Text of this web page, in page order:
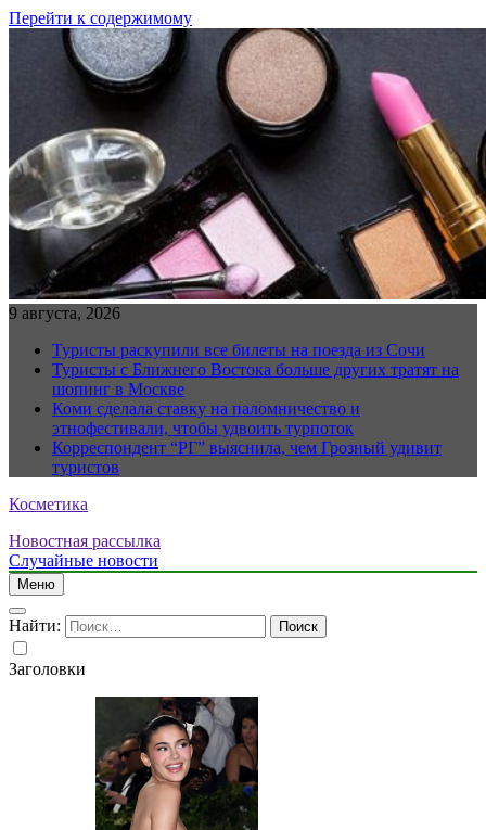
Перейти к содержимому
9 августа, 2026
Туристы раскупили все билеты на поезда из Сочи
Туристы с Ближнего Востока больше других тратят на
шопинг в Москве
Коми сделала ставку на паломничество и
этнофестивали, чтобы удвоить турпоток
Корреспондент “РГ” выяснила, чем Грозный удивит
туристов
Косметика
Новостная рассылка
Случайные новости
Меню
Найти:
Заголовки